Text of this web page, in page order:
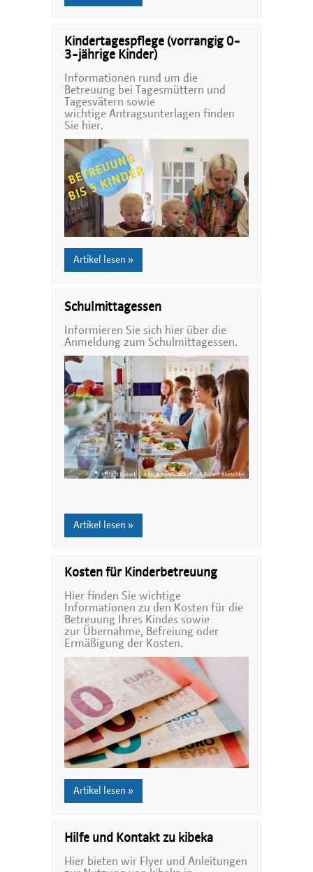
Kindertagespflege (vorrangig 0-
3-jährige Kinder)
Informationen rund um die
Betreuung bei Tagesmüttern und
Tagesvätern sowie
wichtige Antragsunterlagen finden
Sie hier.
Artikel lesen »
Schulmittagessen
Informieren Sie sich hier über die
Anmeldung zum Schulmittagessen.
Artikel lesen »
Kosten für Kinderbetreuung
Hier finden Sie wichtige
Informationen zu den Kosten für die
Betreuung Ihres Kindes sowie
zur Übernahme, Befreiung oder
Ermäßigung der Kosten.
Artikel lesen »
Hilfe und Kontakt zu kibeka
Hier bieten wir Flyer und Anleitungen